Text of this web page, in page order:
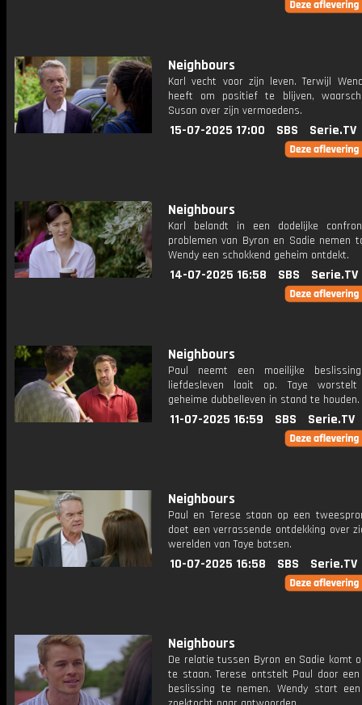
Neighbours
Karl vecht voor zijn leven. Terwijl
heeft om positief te blijven,
Susan over zijn vermoedens.
15-07-2025 17:00 SBS Serie.TV
Neighbours
Karl belandt in een dodelijke
problemen van Byron en Sadie nemen
Wendy een schokkend geheim ontdekt.
14-07-2025 16:58 SBS Serie.TV
Neighbours
Paul neemt een moeilijke
liefdesleven laait op. Taye
geheime dubbelleven in stand te houden.
11-07-2025 16:59 SBS Serie.TV
Neighbours
Paul en Terese staan op een
doet een verrassende ontdekking over
werelden van Taye botsen.
10-07-2025 16:58 SBS Serie.TV
Neighbours
De relatie tussen Byron en Sadie komt
te staan. Terese ontstelt Paul door
beslissing te nemen. Wendy start